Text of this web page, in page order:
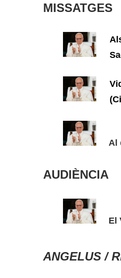
MISSATGES
Al
AUDIÈNCIA
El
ANGELUS /